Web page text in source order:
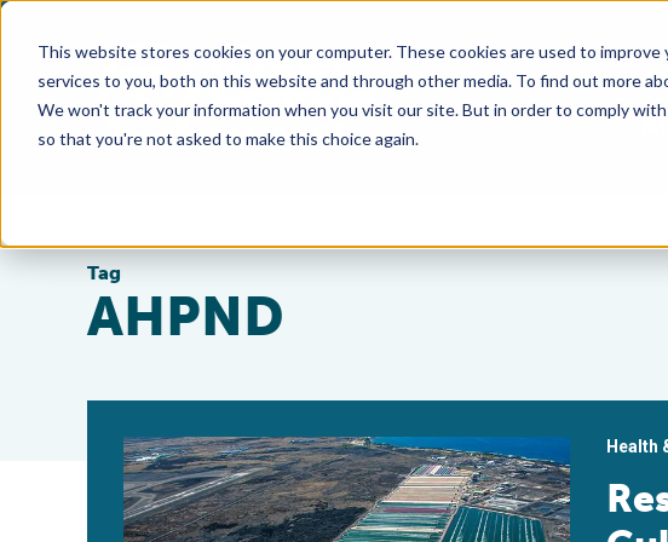
This website stores cookies on your computer. These cookies are used to
services to you, both on this website and through other media. To find out more
We won't track your information when you visit our site. But in order to comply
so that you're not asked to make this choice again.
Tag
AHPND
Health